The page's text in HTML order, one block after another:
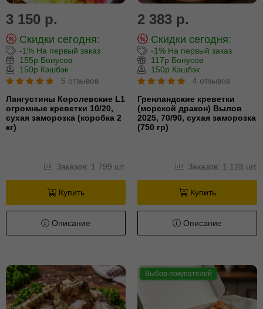
3 150 р.
Скидки сегодня:
-1% На первый заказ
155р Бонусов
150р Кэшбэк
6 отзывов
Лангустины Королевские L1
огромные креветки 10/20,
сухая заморозка (коробка 2
кг)
Заказов: 1 799 шт.
Купить
Описание
2 383 р.
Скидки сегодня:
-1% На первый заказ
117р Бонусов
150р Кэшбэк
4 отзывов
Гренландские креветки
(морской дракон) Вылов
2025, 70/90, сухая заморозка
(750 гр)
Заказов: 1 128 шт.
Купить
Описание
Выбор покупателей